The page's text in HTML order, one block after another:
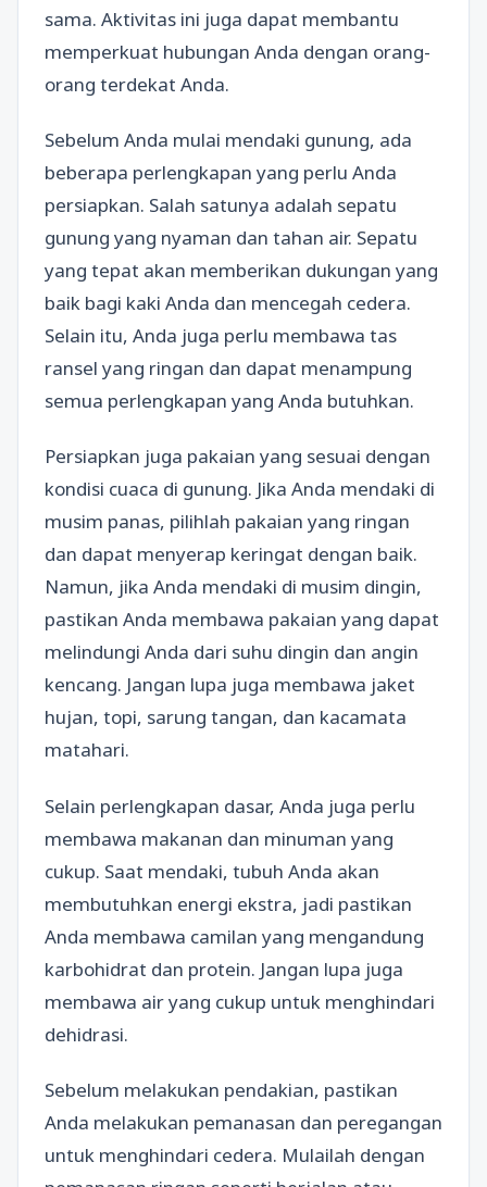
sama. Aktivitas ini juga dapat membantu
memperkuat hubungan Anda dengan orang-
orang terdekat Anda.
Sebelum Anda mulai mendaki gunung, ada
beberapa perlengkapan yang perlu Anda
persiapkan. Salah satunya adalah sepatu
gunung yang nyaman dan tahan air. Sepatu
yang tepat akan memberikan dukungan yang
baik bagi kaki Anda dan mencegah cedera.
Selain itu, Anda juga perlu membawa tas
ransel yang ringan dan dapat menampung
semua perlengkapan yang Anda butuhkan.
Persiapkan juga pakaian yang sesuai dengan
kondisi cuaca di gunung. Jika Anda mendaki di
musim panas, pilihlah pakaian yang ringan
dan dapat menyerap keringat dengan baik.
Namun, jika Anda mendaki di musim dingin,
pastikan Anda membawa pakaian yang dapat
melindungi Anda dari suhu dingin dan angin
kencang. Jangan lupa juga membawa jaket
hujan, topi, sarung tangan, dan kacamata
matahari.
Selain perlengkapan dasar, Anda juga perlu
membawa makanan dan minuman yang
cukup. Saat mendaki, tubuh Anda akan
membutuhkan energi ekstra, jadi pastikan
Anda membawa camilan yang mengandung
karbohidrat dan protein. Jangan lupa juga
membawa air yang cukup untuk menghindari
dehidrasi.
Sebelum melakukan pendakian, pastikan
Anda melakukan pemanasan dan peregangan
untuk menghindari cedera. Mulailah dengan